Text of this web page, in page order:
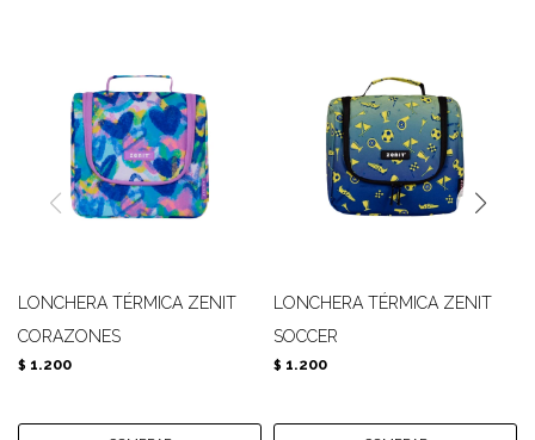
LONCHERA TÉRMICA ZENIT
CORAZONES
$ 1.200
LONCHERA TÉRMICA ZENIT
SOCCER
$ 1.200